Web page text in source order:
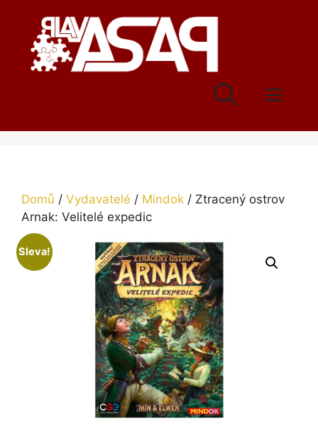
obsah
Domů / Vydavatelé / Mindok / Ztracený ostrov
Arnak: Velitelé expedic
Sleva!